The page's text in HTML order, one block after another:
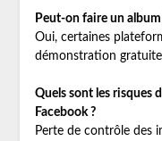
Peut-on faire un
Oui, certaines
démonstration
Quels sont les risques
Facebook ?
Perte de contrôle des